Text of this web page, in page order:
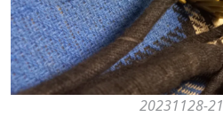
20231128-